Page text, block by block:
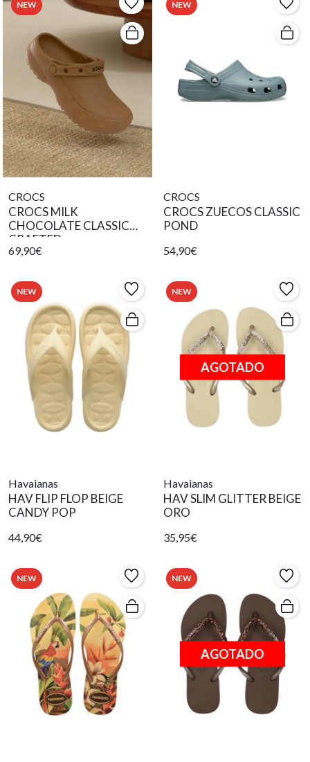
NEW
CROCS
CROCS MILK
CHOCOLATE CLASSIC
CRAFTED
69,90€
NEW
CROCS
CROCS ZUECOS CLASSIC
POND
54,90€
NEW
Havaianas
HAV FLIP FLOP BEIGE
CANDY POP
44,90€
NEW
AGOTADO
Havaianas
HAV SLIM GLITTER BEIGE
ORO
35,95€
NEW NEW
AGOTADO